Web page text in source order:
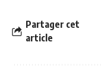
Partager cet
article